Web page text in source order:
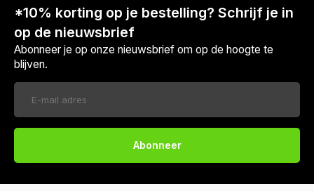
*10% korting op je bestelling? Schrijf je in
op de nieuwsbrief
Abonneer je op onze nieuwsbrief om op de hoogte te
blijven.
Abonneer